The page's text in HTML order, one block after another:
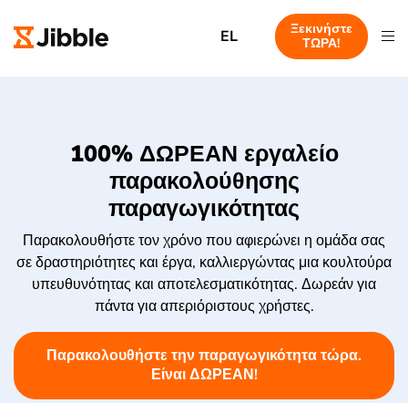
EL
Ξεκινήστε
ΤΩΡΑ!
100% ΔΩΡΕΑΝ εργαλείο
παρακολούθησης
παραγωγικότητας
Παρακολουθήστε τον χρόνο που αφιερώνει η ομάδα σας
σε δραστηριότητες και έργα, καλλιεργώντας μια κουλτούρα
υπευθυνότητας και αποτελεσματικότητας. Δωρεάν για
πάντα για απεριόριστους χρήστες.
Παρακολουθήστε την παραγωγικότητα τώρα.
Είναι ΔΩΡΕΑΝ!